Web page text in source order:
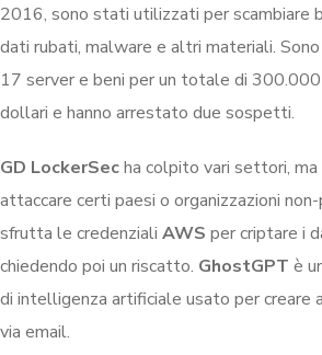
2016, sono stati utilizzati per scambiare
dati rubati, malware e altri materiali.
17 server e beni per un totale di
dollari e hanno arrestato due sospetti.
GD LockerSecha colpito vari settori, ma
attaccare certi paesi o organizzazioni
sfrutta le credenziali AWS per criptare i
chiedendo poi un riscatto. GhostGPT è
di intelligenza artificiale usato per creare
via email.